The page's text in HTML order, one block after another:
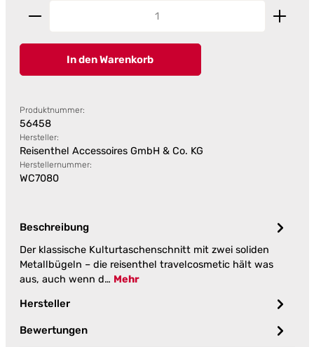
Produkt Anzahl: Gib den gewünschten Wert ein
In den Warenkorb
Produktnummer:
56458
Hersteller:
Reisenthel Accessoires GmbH & Co. KG
Herstellernummer:
WC7080
Beschreibung
Der klassische Kulturtaschenschnitt mit zwei soliden
Metallbügeln – die reisenthel travelcosmetic hält was
aus, auch wenn d… Mehr
Hersteller
Bewertungen